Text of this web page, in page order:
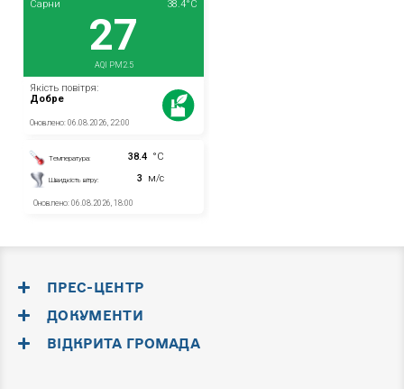
ПРЕС-ЦЕНТР
ДОКУМЕНТИ
ВІДКРИТА ГРОМАДА